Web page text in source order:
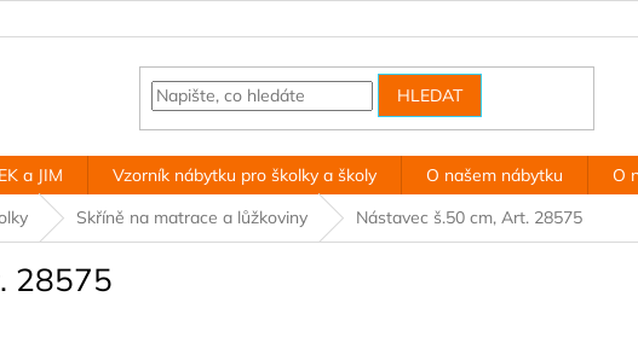
HLEDAT
a JIM Vzorník nábytku pro školky a školy O našem nábytku
O
Skříně na matrace a lůžkoviny Nástavec š.50 cm, Art. 28575
28575